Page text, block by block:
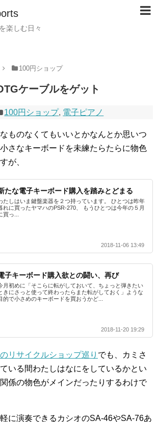
楽しむ日々
100円ショップ
ケーブルをゲット
100円ショップ, 電子ピアノ
ものなくてもいいとかなんとか思いつ
さなキーボードを未練たらたらに物色
が、
たな電子キーボード購入を踏みとどまる
たしはいま鍵盤楽器を２つ持っています。 ひとつは昨年
れに買ったヤマハのPSR-270、 もうひとつは今年の５月
買っ...
2018-11-06 13:49
子キーボード購入欲との闘い、再び
月初めに「そこらに転がしておいて、ちょっと弾きたい
きにさっと使って終わったらまた転がしておく」ような
的で小さめのキーボードを買おうかど...
2018-11-20 19:29
リサイクルショップ巡り でも、カミさ
いる間わたしはなにをしているかとい
係の物色がメインだったりするわけで
に演奏できるカシオのSA-46やSA-76あ